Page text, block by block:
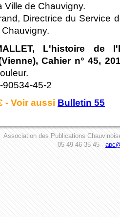
Ville de Chauvigny.
Directrice du Service
L'histoire de
Cahier n° 45,
90534-45-2
- Voir aussi Bulletin 55
Association des Publications
05 49 46 35 45 -